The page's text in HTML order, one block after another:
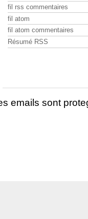
fil rss commentaires
fil atom
fil atom commentaires
Résumé RSS
emails sont